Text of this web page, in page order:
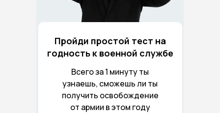
Всего за 1 минуту ты
узнаешь, сможешь ли ты
получить освобождение
от армии в этом году
Пройди простой тест на
годность к военной службе